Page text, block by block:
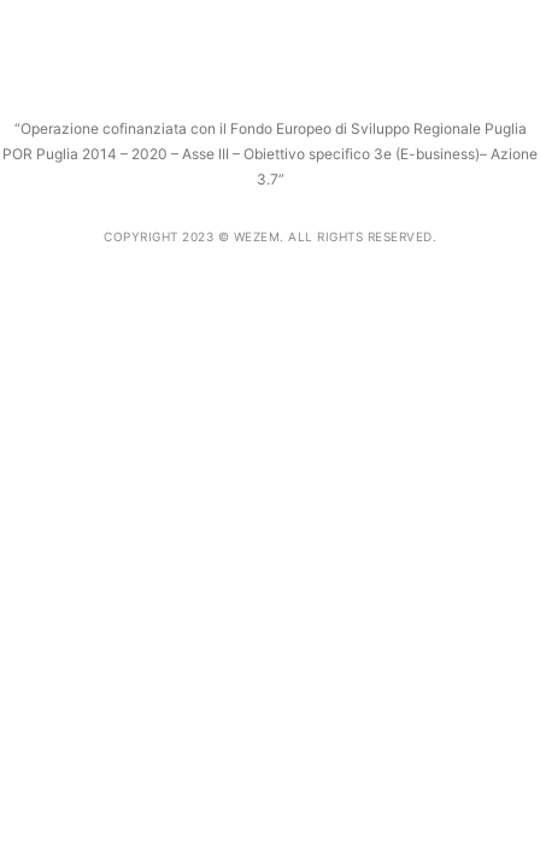
“Operazione cofinanziata con il Fondo Europeo di Sviluppo Regionale Puglia
POR Puglia 2014 – 2020 – Asse III – Obiettivo specifico 3e (E-business)– Azione
3.7”
COPYRIGHT 2023 © WEZEM. ALL RIGHTS RESERVED.